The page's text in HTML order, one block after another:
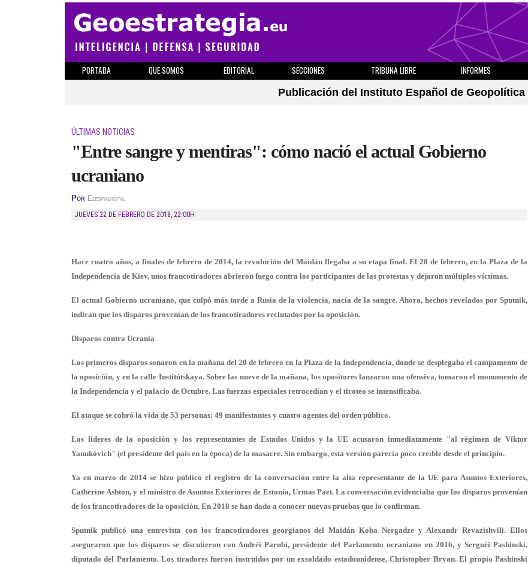
PORTADA QUE SOMOS EDITORIAL SECCIONES TRIBUNA LIBRE INFORMES
Publicación del Instituto Español de Geopolítica
ÚLTIMAS NOTICIAS
"Entre sangre y mentiras": cómo nació el actual Gobierno
ucraniano
Por Elespiadigital
JUEVES 22 DE FEBRERO DE 2018, 22:00H
Hace cuatro años, a finales de febrero de 2014, la revolución del Maidán llegaba a su etapa final. El 20 de febrero, en la Plaza de la
Independencia de Kiev, unos francotiradores abrieron fuego contra los participantes de las protestas y dejaron múltiples víctimas.
El actual Gobierno ucraniano, que culpó más tarde a Rusia de la violencia, nacía de la sangre. Ahora, hechos revelados por Sputnik,
indican que los disparos provenían de los francotiradores reclutados por la oposición.
Disparos contra Ucrania
Los primeros disparos sonaron en la mañana del 20 de febrero en la Plaza de la Independencia, donde se desplegaba el campamento de
la oposición, y en la calle Institútskaya. Sobre las nueve de la mañana, los opositores lanzaron una ofensiva, tomaron el monumento de
la Independencia y el palacio de Octubre. Las fuerzas especiales retrocedían y el tiroteo se intensificaba.
El ataque se cobró la vida de 53 personas: 49 manifestantes y cuatro agentes del orden público.
Los líderes de la oposición y los representantes de Estados Unidos y la UE acusaron inmediatamente "al régimen de Víktor
Yanukóvich" (el presidente del país en la época) de la masacre. Sin embargo, esta versión parecía poco creíble desde el principio.
Ya en marzo de 2014 se hizo público el registro de la conversación entre la alta representante de la UE para Asuntos Exteriores,
Catherine Ashton, y el ministro de Asuntos Exteriores de Estonia, Urmas Paet. La conversación evidenciaba que los disparos provenían
de los francotiradores de la oposición. En 2018 se han dado a conocer nuevas pruebas que lo confirman.
Sputnik publicó una entrevista con los francotiradores georgianos del Maidán Koba Nergadze y Alexandr Revazishvili. Ellos
aseguraron que los disparos se discutieron con Andréi Parubi, presidente del Parlamento ucraniano en 2016, y Serguéi Pashinski,
diputado del Parlamento. Los tiradores fueron instruidos por un exsoldado estadounidense, Christopher Bryan. El propio Pashinski